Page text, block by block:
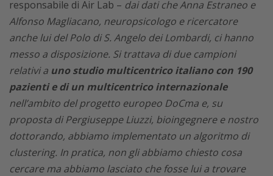
responsabile di Air Lab – dai dati che Anna Estraneo e
Alfonso Magliacano, neuropsicologo e ricercatore
anche lui del Polo di S. Angelo dei Lombardi, ci hanno
messo a disposizione. Si trattava di due campioni
relativi a uno studio multicentrico italiano con 190
pazienti e di un multicentrico internazionale
nell’ambito del progetto europeo DoCma e, su
proposta di Pergiuseppe Liuzzi, bioingegnere e nostro
dottorando, abbiamo implementato un algoritmo di
clustering. In pratica, non gli abbiamo chiesto cosa
cercare ma abbiamo lasciato che fosse lui a trovare